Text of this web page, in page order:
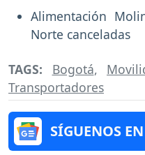
Alimentación
Norte canceladas
TAGS: Bogotá,
Transportadores
SÍGUENOS